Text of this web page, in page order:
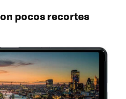
pocos recortes